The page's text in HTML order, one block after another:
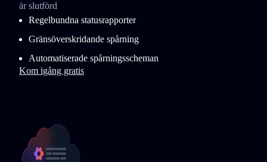
är slutförd
Regelbundna statusrapporter
Gränsöverskridande spårning
Automatiserade spårningsscheman
Kom igång gratis